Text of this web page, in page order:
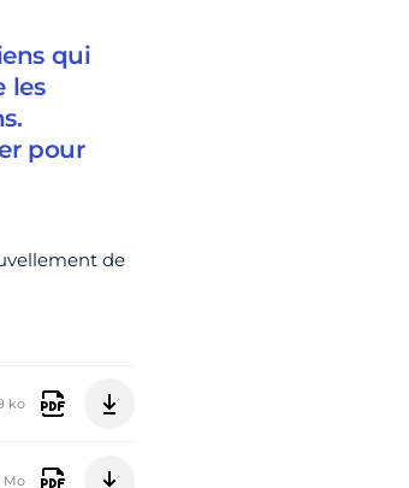
qui
les
pour
de
ko
Mo